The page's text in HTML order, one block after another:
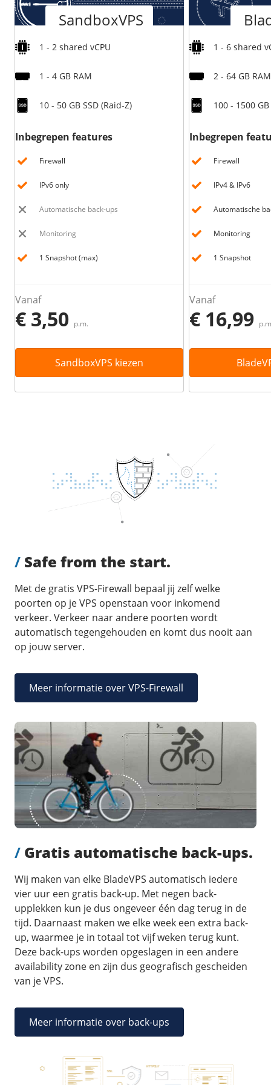
Pooled Traffic
Zorgeloos mailen
Tutorials
Private networks
HA-IP
Big Storage
VPS Snapshots
/Techniek
VPS-Infrastructuur
TransIP-netwerk
Up to date
SandboxVPS
1 - 2 shared vCPU
1 - 4 GB RAM
10 - 50 GB SSD (Raid-Z)
Inbegrepen features
Firewall
IPv6 only
Automatische back-ups
Monitoring
1 Snapshot (max)
Vanaf
€ 3,50 p.m.
SandboxVPS kiezen
1 - 6 shared
2 - 64 GB RAM
100 - 1500
Inbegrepen
Firewall
IPv4 & IPv6
Automatische
Monitoring
1 Snapshot
Vanaf
€ 16,99
/ Safe from the start.
Met de gratis VPS-Firewall bepaal jij zelf welke
poorten op je VPS openstaan voor inkomend
verkeer. Verkeer naar andere poorten wordt
automatisch tegengehouden en komt dus nooit aan
op jouw server.
Meer informatie over VPS-Firewall
/ Gratis automatische back-ups.
Wij maken van elke BladeVPS automatisch iedere
vier uur een gratis back-up. Met negen back-
upplekken kun je dus ongeveer één dag terug in de
tijd. Daarnaast maken we elke week een extra back-
up, waarmee je in totaal tot vijf weken terug kunt.
Deze back-ups worden opgeslagen in een andere
availability zone en zijn dus geografisch gescheiden
van je VPS.
Meer informatie over back-ups